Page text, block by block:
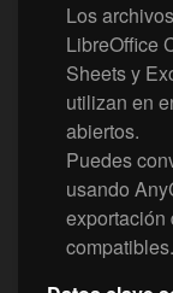
Los
LibreOffice
Sheets y
utilizan en
abiertos.
Puedes
usando
exportación
compatibles.